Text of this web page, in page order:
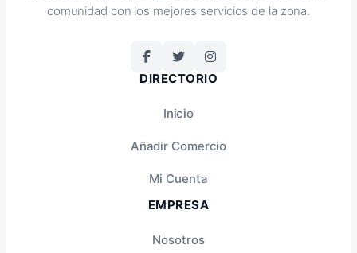
comunidad con los mejores servicios de la zona.
DIRECTORIO
Inicio
Añadir Comercio
Mi Cuenta
EMPRESA
Nosotros